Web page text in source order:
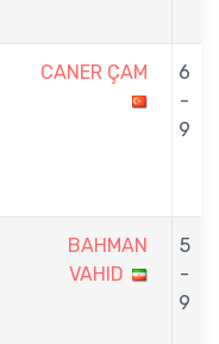
CANER ÇAM
6
-
9
BAHMAN
VAHID
5
-
9